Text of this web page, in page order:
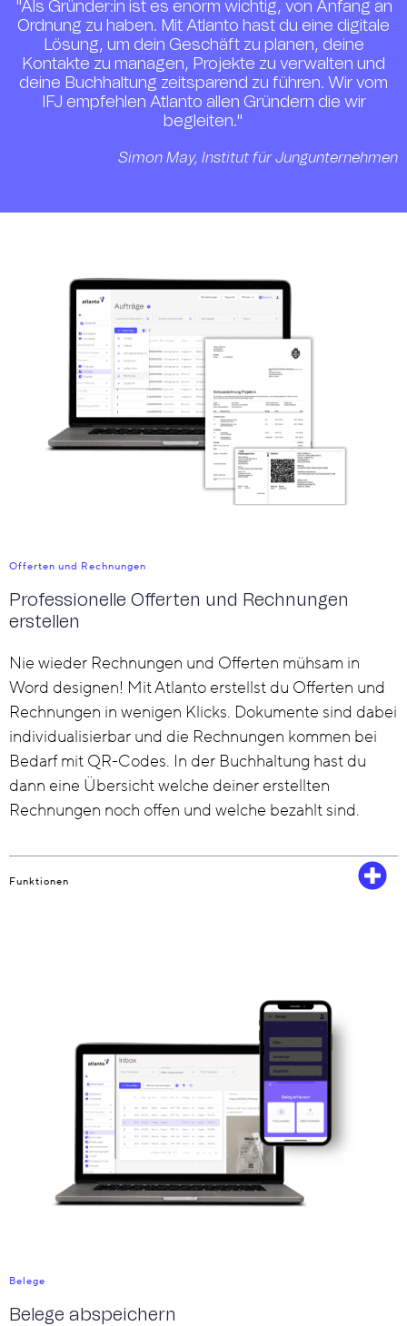
"Als Gründer:in ist es enorm wichtig, von Anfang an
Ordnung zu haben. Mit Atlanto hast du eine digitale
Lösung, um dein Geschäft zu planen, deine
Kontakte zu managen, Projekte zu verwalten und
deine Buchhaltung zeitsparend zu führen. Wir vom
IFJ empfehlen Atlanto allen Gründern die wir
begleiten."
Simon May, Institut für Jungunternehmen
Offerten und Rechnungen
Professionelle Offerten und Rechnungen
erstellen
Nie wieder Rechnungen und Offerten mühsam in
Word designen! Mit Atlanto erstellst du Offerten und
Rechnungen in wenigen Klicks. Dokumente sind dabei
individualisierbar und die Rechnungen kommen bei
Bedarf mit QR-Codes. In der Buchhaltung hast du
dann eine Übersicht welche deiner erstellten
Rechnungen noch offen und welche bezahlt sind.
Funktionen
Belege
Belege abspeichern